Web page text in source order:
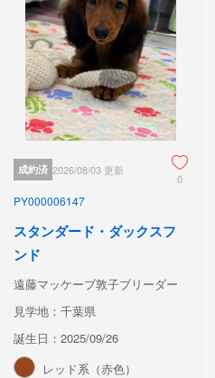
成約済 2026/08/03 更新
0
PY000006147
スタンダード・ダックスフ
ンド
遠藤マッケーブ敦子ブリーダー
見学地：千葉県
誕生日：2025/09/26
レッド系（赤色）